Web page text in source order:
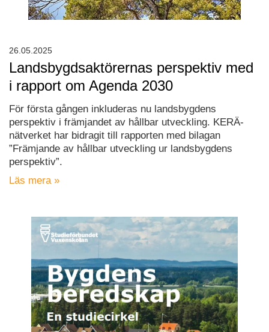
Landsbygdsaktörernas perspektiv med
i rapport om Agenda 2030
För första gången inkluderas nu landsbygdens
perspektiv i främjandet av hållbar utveckling. KERÄ-
nätverket har bidragit till rapporten med bilagan
”Främjande av hållbar utveckling ur landsbygdens
perspektiv”.
Läs mera »
26.05.2025